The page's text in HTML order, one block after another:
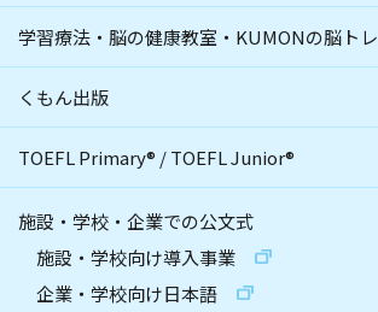
学習療法・脳の健康教室・KUMONの脳トレ
くもん出版
TOEFL Primary® /TOEFL Junior®
施設・学校・企業での公文式
施設・学校向け導入事業
企業・学校向け日本語